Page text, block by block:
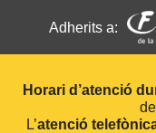
Adherits a:
Horari d’atenció
L’atenció